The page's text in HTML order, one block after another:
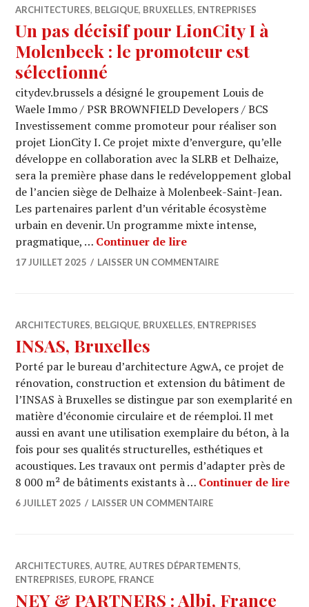
ARCHITECTURES, BELGIQUE, BRUXELLES, ENTREPRISES
Un pas décisif pour LionCity I à
Molenbeek : le promoteur est
sélectionné
citydev.brussels a désigné le groupement Louis de
Waele Immo / PSR BROWNFIELD Developers / BCS
Investissement comme promoteur pour réaliser son
projet LionCity I. Ce projet mixte d’envergure, qu’elle
développe en collaboration avec la SLRB et Delhaize,
sera la première phase dans le redéveloppement global
de l’ancien siège de Delhaize à Molenbeek-Saint-Jean.
Les partenaires parlent d’un véritable écosystème
urbain en devenir. Un programme mixte intense,
pragmatique, … Continuer de lireUn pas décisif pour
17 JUILLET 2025 LAISSER UN COMMENTAIRE
ARCHITECTURES, BELGIQUE, BRUXELLES, ENTREPRISES
INSAS, Bruxelles
Porté par le bureau d’architecture AgwA, ce projet de
rénovation, construction et extension du bâtiment de
l’INSAS à Bruxelles se distingue par son exemplarité en
matière d’économie circulaire et de réemploi. Il met
aussi en avant une utilisation exemplaire du béton, à la
fois pour ses qualités structurelles, esthétiques et
acoustiques. Les travaux ont permis d’adapter près de
8 000 m² de bâtiments existants à … Continuer de lire
6 JUILLET 2025 LAISSER UN COMMENTAIRE
ARCHITECTURES,AUTRE,AUTRES DÉPARTEMENTS,
ENTREPRISES, EUROPE, FRANCE
NEY & PARTNERS : Albi, France